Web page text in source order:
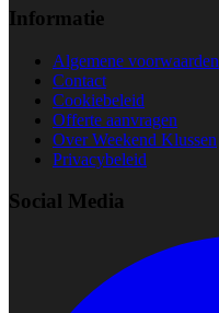
Informatie
Algemene voorwaarden
Contact
Cookiebeleid
Offerte aanvragen
Over Weekend Klussen
Privacybeleid
Social Media